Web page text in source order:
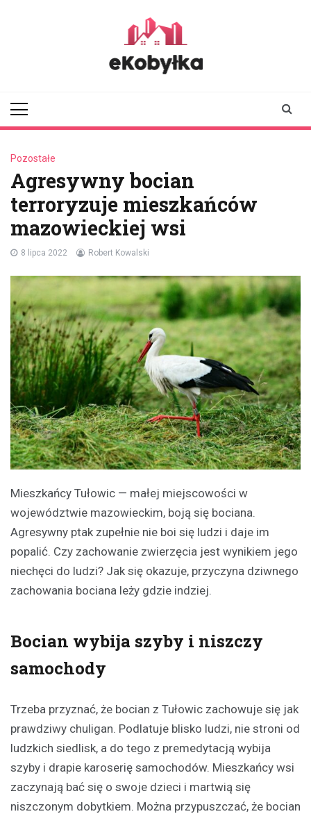
Pozostałe
Agresywny bocian
terroryzuje mieszkańców
mazowieckiej wsi
8 lipca 2022 Robert Kowalski
Mieszkańcy Tułowic — małej miejscowości w
województwie mazowieckim, boją się bociana.
Agresywny ptak zupełnie nie boi się ludzi i daje im
popalić. Czy zachowanie zwierzęcia jest wynikiem jego
niechęci do ludzi? Jak się okazuje, przyczyna dziwnego
zachowania bociana leży gdzie indziej.
Bocian wybija szyby i niszczy
samochody
Trzeba przyznać, że bocian z Tułowic zachowuje się jak
prawdziwy chuligan. Podlatuje blisko ludzi, nie stroni od
ludzkich siedlisk, a do tego z premedytacją wybija
szyby i drapie karoserię samochodów. Mieszkańcy wsi
zaczynają bać się o swoje dzieci i martwią się
niszczonym dobytkiem. Można przypuszczać, że bocian